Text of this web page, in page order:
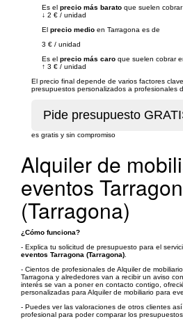
Es el precio más barato que suelen
↓ 2 € / unidad
El precio medio en Tarragona es de
3 € / unidad
Es el precio más caro que suelen cobrar
↑ 3 € / unidad
El precio final depende de varios factores
presupuestos personalizados a profesionales
es gratis y sin compromiso
Alquiler de
eventos
(Tarragona)
¿Cómo funciona?
- Explica tu solicitud de presupuesto para el
eventos Tarragona (Tarragona)
- Cientos de profesionales de Alquiler de
Tarragona y alrededores van a recibir un aviso
interés se van a poner en contacto contigo,
personalizadas para Alquiler de mobiliario para
- Puedes ver las valoraciones de otros clientes
profesional para poder comparar los